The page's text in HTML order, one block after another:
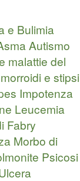
e Bulimia
Autismo
malattie del
e stipsi
Impotenza
Leucemia
Fabry
Morbo di
Psicosi